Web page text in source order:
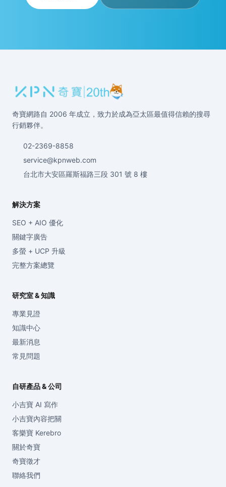
奇寶網路自 2006 年成立，致力於成為亞太區最值得信賴的搜尋
行銷夥伴。
02-2369-8858
service@kpnweb.com
台北市大安區羅斯福路三段 301 號 8 樓
解決方案
SEO + AIO 優化
關鍵字廣告
多螢 + UCP 升級
完整方案總覽
研究室 & 知識
專業見證
知識中心
最新消息
常見問題
自研產品 & 公司
小吉寶 AI 寫作
小吉寶內容把關
客樂寶 Kerebro
關於奇寶
奇寶徵才
聯絡我們